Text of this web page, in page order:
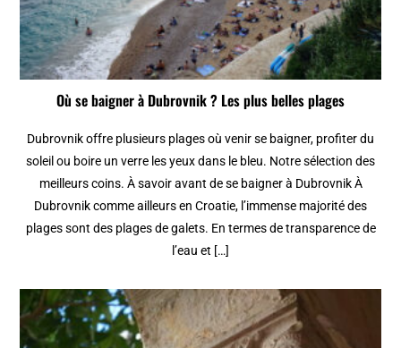
Où se baigner à Dubrovnik ? Les plus belles plages
Dubrovnik offre plusieurs plages où venir se baigner, profiter du
soleil ou boire un verre les yeux dans le bleu. Notre sélection des
meilleurs coins. À savoir avant de se baigner à Dubrovnik À
Dubrovnik comme ailleurs en Croatie, l’immense majorité des
plages sont des plages de galets. En termes de transparence de
l’eau et […]